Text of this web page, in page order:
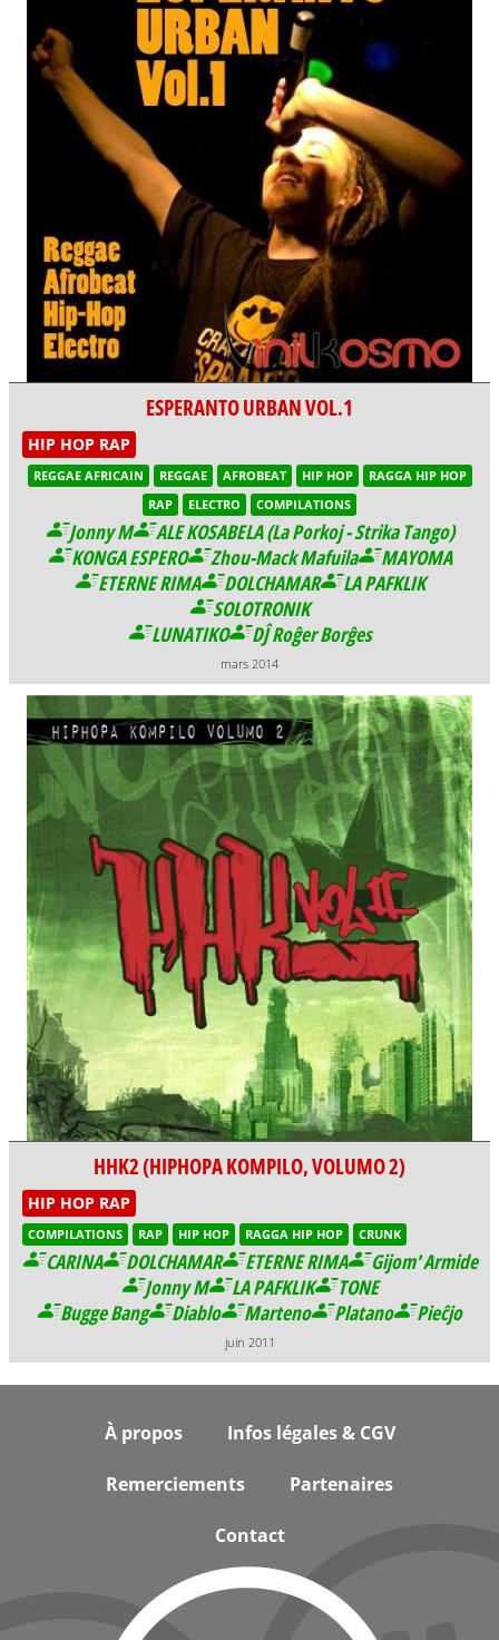
ESPERANTO URBAN VOL.1
HIP HOP RAP
REGGAE AFRICAIN REGGAE AFROBEAT HIP HOP
RAGGA HIP HOP
RAP
ELECTRO COMPILATIONS
Jonny M
ALE KOSABELA (La Porkoj - Strika Tango)
KONGA ESPERO
Zhou-Mack Mafuila
MAYOMA
ETERNE RIMA
DOLCHAMAR
LA PAFKLIK
SOLOTRONIK
LUNATIKO
DĴ Roĝer Borĝes
mars 2014
HHK2 (HIPHOPA KOMPILO, VOLUMO 2)
HIP HOP RAP
COMPILATIONS RAP HIP HOP RAGGA HIP HOP CRUNK
CARINA DOLCHAMAR ETERNE RIMA
Gijom' Armide
Jonny M
LA PAFKLIK
TONE
Bugge Bang
Diablo Marteno Platano Pieĉjo
juin 2011
À propos Infos légales & CGV
Remerciements Partenaires
Contact